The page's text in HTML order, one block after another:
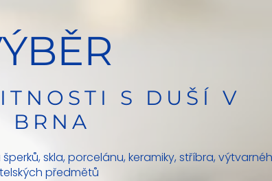
S DUŠÍ V
BRNA
skla, porcelánu, keramiky, stříbra,
předmětů